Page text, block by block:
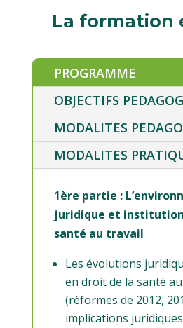
La formation
PROGRAMME
OBJECTIFS
MODALITES
MODALITES
1ère partie :
juridique et
santé au travail
Les évolutions
en droit de la santé
(réformes de 2012,
implications